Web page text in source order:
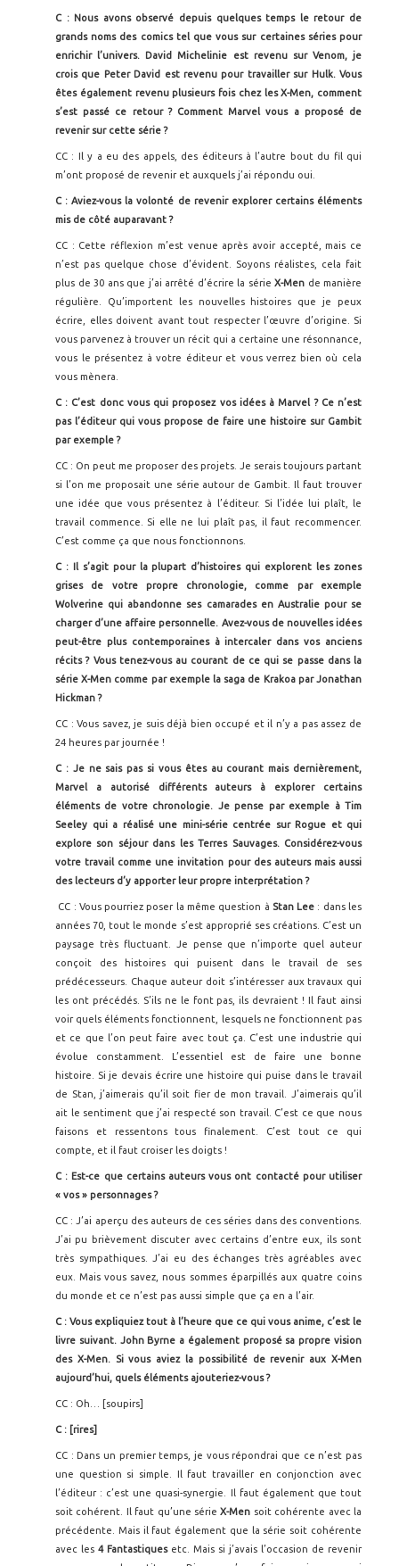
C : Nous avons observé depuis quelques temps le retour de
grands noms des comics tel que vous sur certaines séries pour
enrichir l’univers. David Michelinie est revenu sur Venom, je
crois que Peter David est revenu pour travailler sur Hulk. Vous
êtes également revenu plusieurs fois chez les X-Men, comment
s’est passé ce retour ? Comment Marvel vous a proposé de
revenir sur cette série ?
CC : Il y a eu des appels, des éditeurs à l’autre bout du fil qui
m’ont proposé de revenir et auxquels j’ai répondu oui.
C : Aviez-vous la volonté de revenir explorer certains éléments
mis de côté auparavant ?
CC : Cette réflexion m’est venue après avoir accepté, mais ce
n’est pas quelque chose d’évident. Soyons réalistes, cela fait
plus de 30 ans que j’ai arrêté d’écrire la série X-Men de manière
régulière. Qu’importent les nouvelles histoires que je peux
écrire, elles doivent avant tout respecter l’œuvre d’origine. Si
vous parvenez à trouver un récit qui a certaine une résonnance,
vous le présentez à votre éditeur et vous verrez bien où cela
vous mènera.
C : C’est donc vous qui proposez vos idées à Marvel ? Ce n’est
pas l’éditeur qui vous propose de faire une histoire sur Gambit
par exemple ?
CC : On peut me proposer des projets. Je serais toujours partant
si l’on me proposait une série autour de Gambit. Il faut trouver
une idée que vous présentez à l’éditeur. Si l’idée lui plaît, le
travail commence. Si elle ne lui plaît pas, il faut recommencer.
C’est comme ça que nous fonctionnons.
C : Il s’agit pour la plupart d’histoires qui explorent les zones
grises de votre propre chronologie, comme par exemple
Wolverine qui abandonne ses camarades en Australie pour se
charger d’une affaire personnelle. Avez-vous de nouvelles idées
peut-être plus contemporaines à intercaler dans vos anciens
récits ? Vous tenez-vous au courant de ce qui se passe dans la
série X-Men comme par exemple la saga de Krakoa par Jonathan
Hickman ?
CC : Vous savez, je suis déjà bien occupé et il n’y a pas assez de
24 heures par journée !
C : Je ne sais pas si vous êtes au courant mais dernièrement,
Marvel a autorisé différents auteurs à explorer certains
éléments de votre chronologie. Je pense par exemple à Tim
Seeley qui a réalisé une mini-série centrée sur Rogue et qui
explore son séjour dans les Terres Sauvages. Considérez-vous
votre travail comme une invitation pour des auteurs mais aussi
des lecteurs d’y apporter leur propre interprétation ?
CC : Vous pourriez poser la même question à Stan Lee : dans les
années 70, tout le monde s’est approprié ses créations. C’est un
paysage très fluctuant. Je pense que n’importe quel auteur
conçoit des histoires qui puisent dans le travail de ses
prédécesseurs. Chaque auteur doit s’intéresser aux travaux qui
les ont précédés. S’ils ne le font pas, ils devraient ! Il faut ainsi
voir quels éléments fonctionnent, lesquels ne fonctionnent pas
et ce que l’on peut faire avec tout ça. C’est une industrie qui
évolue constamment. L’essentiel est de faire une bonne
histoire. Si je devais écrire une histoire qui puise dans le travail
de Stan, j’aimerais qu’il soit fier de mon travail. J’aimerais qu’il
ait le sentiment que j’ai respecté son travail. C’est ce que nous
faisons et ressentons tous finalement. C’est tout ce qui
compte, et il faut croiser les doigts !
C : Est-ce que certains auteurs vous ont contacté pour utiliser
« vos » personnages ?
CC : J’ai aperçu des auteurs de ces séries dans des conventions.
J’ai pu brièvement discuter avec certains d’entre eux, ils sont
très sympathiques. J’ai eu des échanges très agréables avec
eux. Mais vous savez, nous sommes éparpillés aux quatre coins
du monde et ce n’est pas aussi simple que ça en a l’air.
C : Vous expliquiez tout à l’heure que ce qui vous anime, c’est le
livre suivant. John Byrne a également proposé sa propre vision
des X-Men. Si vous aviez la possibilité de revenir aux X-Men
aujourd’hui, quels éléments ajouteriez-vous ?
CC : Oh… [soupirs]
C : [rires]
CC : Dans un premier temps, je vous répondrai que ce n’est pas
une question si simple. Il faut travailler en conjonction avec
l’éditeur : c’est une quasi-synergie. Il faut également que tout
soit cohérent. Il faut qu’une sérieX-Men soit cohérente avec la
précédente. Mais il faut également que la série soit cohérente
avec les 4 Fantastiquesetc. Mais si j’avais l’occasion de revenir